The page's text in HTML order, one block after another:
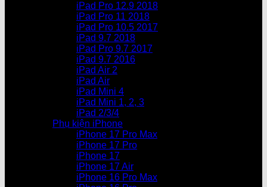
iPad Pro 12.9 2018
iPad Pro 11 2018
iPad Pro 10.5 2017
iPad 9.7 2018
iPad Pro 9.7 2017
iPad 9.7 2016
iPad Air 2
iPad Air
iPad Mini 4
iPad Mini 1, 2, 3
iPad 2/3/4
Phụ kiện iPhone
iPhone 17 Pro Max
iPhone 17 Pro
iPhone 17
iPhone 17 Air
iPhone 16 Pro Max